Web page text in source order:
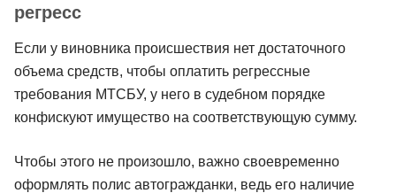
регресс
Если у виновника происшествия нет достаточного
объема средств, чтобы оплатить регрессные
требования МТСБУ, у него в судебном порядке
конфискуют имущество на соответствующую сумму.
Чтобы этого не произошло, важно своевременно
оформлять полис автогражданки, ведь его наличие